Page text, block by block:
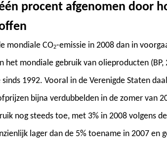
procent afgenomen door
mondiale CO2-emissie in 2008 dan in
het mondiale gebruik van olieproducten (BP,
1992. Vooral in de Verenigde Staten
bijna verdubbelden in de zomer van
nog steeds toe, met 3% in 2008 volgens
lager dan de 5% toename in 2007 en